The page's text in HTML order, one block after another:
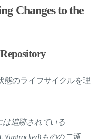
Changes to the
態のライフサイクルを理
は追跡されている
(untracked)ものの二通